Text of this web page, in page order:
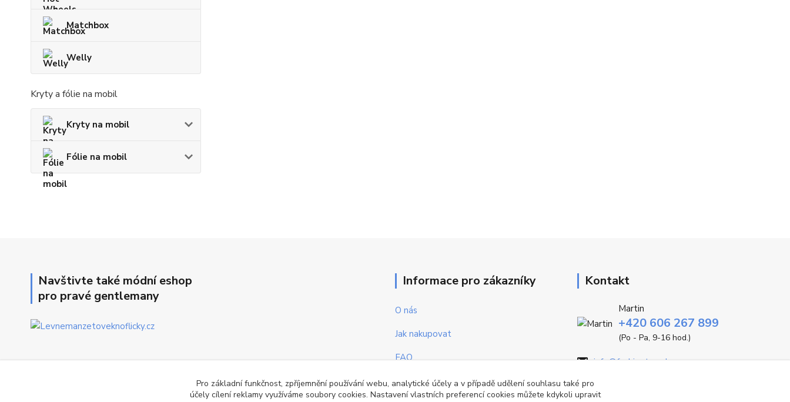
Matchbox
Welly
Kryty a fólie na mobil
Kryty na mobil
Fólie na mobil
Navštivte také módní eshop
pro pravé gentlemany
Informace pro zákazníky
O nás
Jak nakupovat
FAQ
Obchodní podmínky
Kontakt
Martin
+420 606 267 899
(Po - Pa, 9-16 hod.)
info@fashiontrend.cz
Pro základní funkčnost, zpříjemnění používání webu, analytické účely a v případě udělení souhlasu také pro
účely cílení reklamy využíváme soubory cookies. Nastavení vlastních preferencí cookies můžete kdykoli upravit